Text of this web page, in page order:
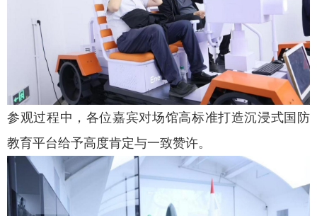
参观过程中，各位嘉宾对场馆高标准打造沉浸式国防
教育平台给予高度肯定与一致赞许。